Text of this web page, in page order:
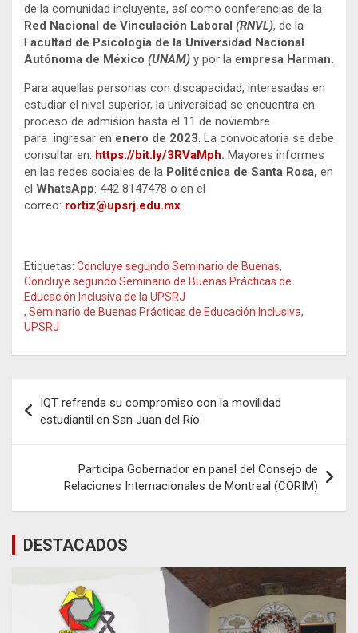
de la comunidad incluyente, así como conferencias de la
Red Nacional de Vinculación Laboral (RNVL), de la
Facultad de Psicología de la Universidad Nacional
Autónoma de México (UNAM) y por la empresa Harman.
Para aquellas personas con discapacidad, interesadas en
estudiar el nivel superior, la universidad se encuentra en
proceso de admisión hasta el 11 de noviembre
para ingresar en enero de 2023. La convocatoria se debe
consultar en: https://bit.ly/3RVaMph. Mayores informes
en las redes sociales de la Politécnica de Santa Rosa, en
el WhatsApp: 442 8147478 o en el
correo: rortiz@upsrj.edu.mx.
Etiquetas: Concluye segundo Seminario de Buenas,
Concluye segundo Seminario de Buenas Prácticas de
Educación Inclusiva de la UPSRJ
, Seminario de Buenas Prácticas de Educación Inclusiva,
UPSRJ
de
entradas
IQT refrenda su compromiso con la movilidad
estudiantil en San Juan del Río
Participa Gobernador en panel del Consejo de
Relaciones Internacionales de Montreal (CORIM)
DESTACADOS